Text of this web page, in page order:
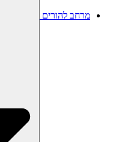
מרחב להורים